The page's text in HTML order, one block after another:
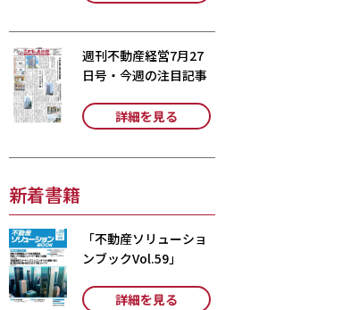
週刊不動産経営7月27
日号・今週の注目記事
詳細を見る
新着書籍
「不動産ソリューショ
ンブックVol.59」
詳細を見る